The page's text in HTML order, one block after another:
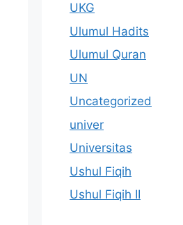
UKG
Ulumul Hadits
Ulumul Quran
UN
Uncategorized
univer
Universitas
Ushul Fiqih
Ushul Fiqih II